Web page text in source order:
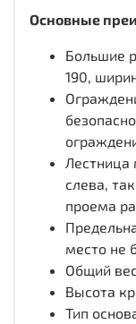
Основные
Большие
190,
Лестница
слева,
проема
место не
Общий
Высота
Тип